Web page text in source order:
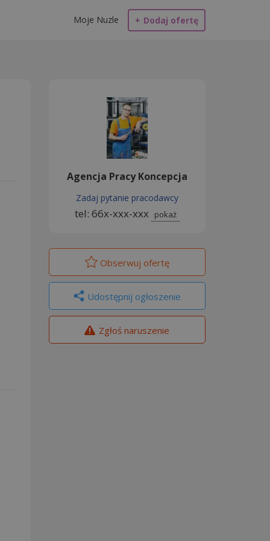
+ Dodaj ofertę
Moje Nuzle
Agencja Pracy Koncepcja
Zadaj pytanie pracodawcy
tel: 66x-xxx-xxx pokaż
Obserwuj ofertę
Udostępnij ogłoszenie
Zgłoś naruszenie